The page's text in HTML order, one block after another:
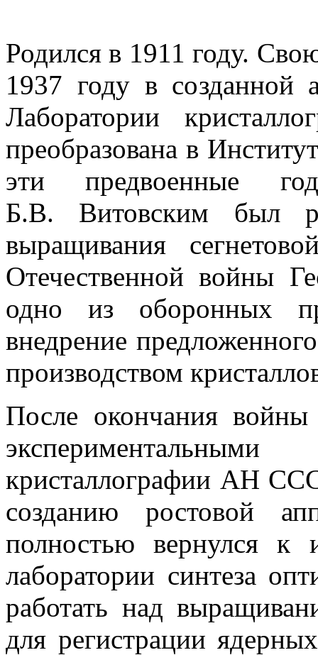
Родился в 1911 году.
1937 году в созданной
Лаборатории
преобразована в
эти предвоенные
Б.В. Витовским был
выращивания
Отечественной войны
одно из оборонных
внедрение
производством
После окончания
кристаллографии АН
созданию ростовой
полностью вернулся к
лаборатории синтеза
работать над
для регистрации